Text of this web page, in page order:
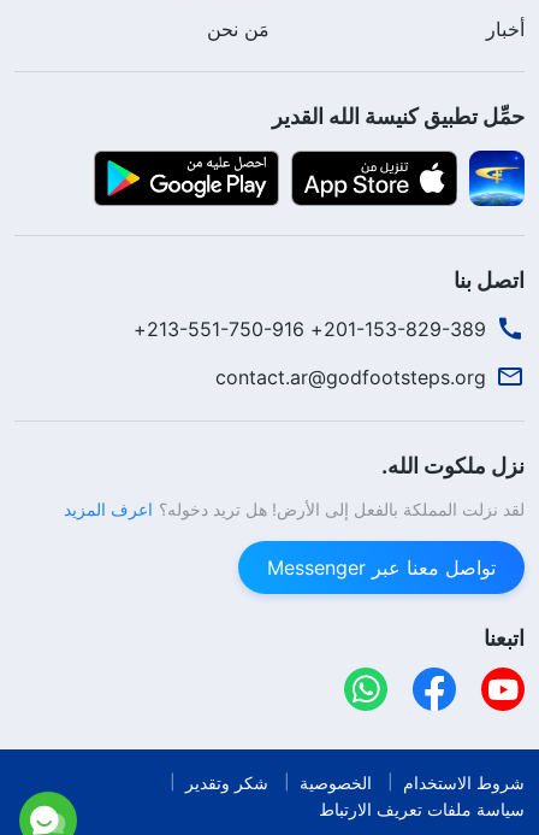
أخبار
مَن نحن
حمِّل تطبيق كنيسة الله القدير
اتصل بنا
201-153-829-389+ 213-551-750-916+
contact.ar@godfootsteps.org
نزل ملكوت الله.
لقد نزلت المملكة بالفعل إلى الأرض! هل تريد دخوله؟ اعرف المزيد
تواصل معنا عبر Messenger
اتبعنا
شروط الاستخدام الخصوصية
شكر وتقدير
سياسة ملفات تعريف الارتباط